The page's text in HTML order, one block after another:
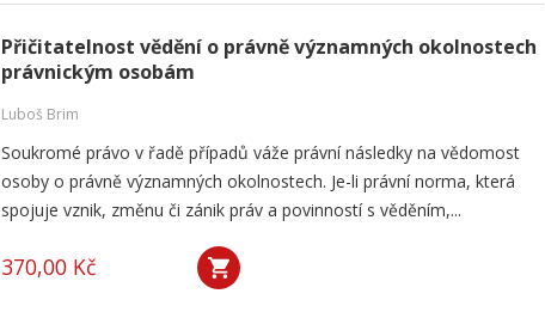
Přičitatelnost vědění o právně významných okolnostech
právnickým osobám
Luboš Brim
Soukromé právo v řadě případů váže právní následky na vědomost
osoby o právně významných okolnostech. Je-li právní norma, která
spojuje vznik, změnu či zánik práv a povinností s věděním,...
370,00 Kč